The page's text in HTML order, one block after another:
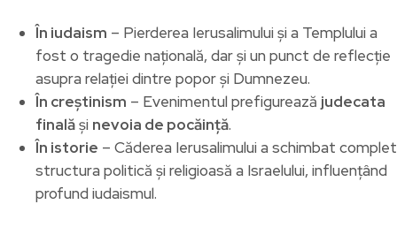
În iudaism – Pierderea Ierusalimului și a Templului a
fost o tragedie națională, dar și un punct de reflecție
asupra relației dintre popor și Dumnezeu.
În creștinism – Evenimentul prefigurează judecata
finalăși nevoia de pocăință.
În istorie – Căderea Ierusalimului a schimbat complet
structura politică și religioasă a Israelului, influențând
profund iudaismul.